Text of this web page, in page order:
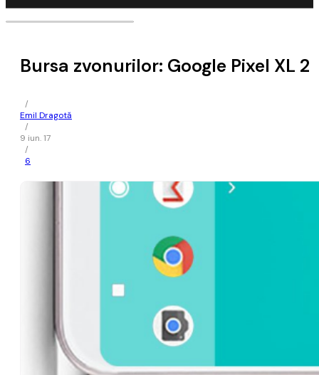
Bursa zvonurilor: Google Pixel XL 2
/
Emil Dragotă
/
9 iun. 17
/
6